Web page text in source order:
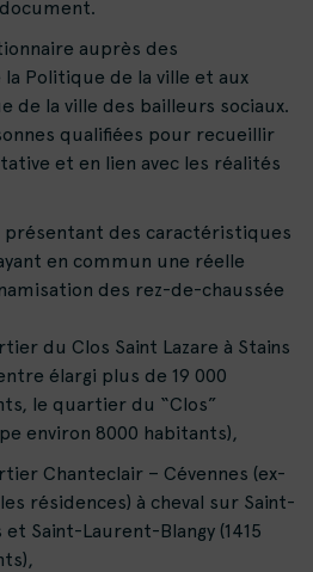
auprès des
Politique de la ville et aux
de la ville des bailleurs sociaux.
qualifiées pour recueillir
et en lien avec les réalités
présentant des caractéristiques
en commun une réelle
des rez-de-chaussée
du Clos Saint Lazare à Stains
élargi plus de 19 000
le quartier du “Clos”
environ 8000 habitants),
Chanteclair – Cévennes (ex-
résidences) à cheval sur Saint-
et Saint-Laurent-Blangy (1415